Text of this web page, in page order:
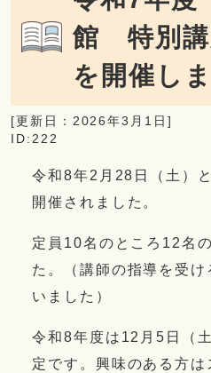
館 特別
を開催し
[更新日： 2026年3月1日 ]
ID:222
令和8年2月28日（土）
開催されました。
定員10名のところ12名
た。（講師の指導を受け
いました）
令和8年度は12月5日（
定です。興味のある方